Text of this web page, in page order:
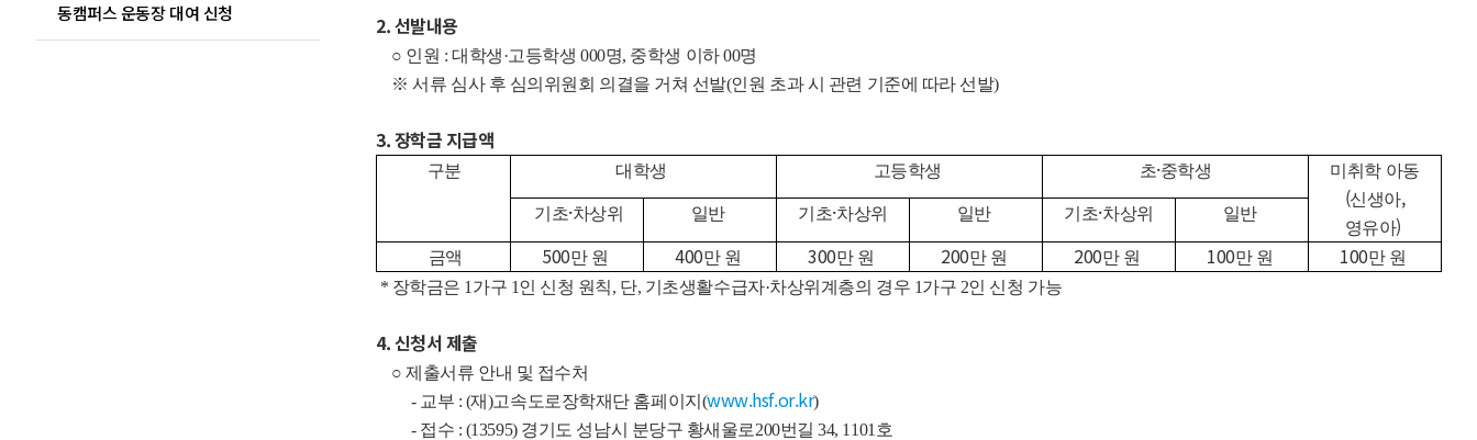
동캠퍼스 운동장 대여 신청 2. 선발내용
○ 인원 : 대학생·고등학생 000명, 중학생 이하 00명
※ 서류 심사 후 심의위원회 의결을 거쳐 선발(인원 초과 시 관련 기준에 따라 선발)
3. 장학금 지급액
구분 대학생 고등학생 초·중학생 미취학 아동
(신생아,
영유아)
기초·차상위 일반 기초·차상위 일반 기초·차상위 일반
금액 500만 원 400만 원 300만 원 200만 원 200만 원 100만 원 100만 원
* 장학금은 1가구 1인 신청 원칙, 단, 기초생활수급자·차상위계층의 경우 1가구 2인 신청 가능
4. 신청서 제출
○ 제출서류 안내 및 접수처
- 교부 : (재)고속도로장학재단 홈페이지(www.hsf.or.kr)
- 접수 : (13595) 경기도 성남시 분당구 황새울로200번길 34, 1101호